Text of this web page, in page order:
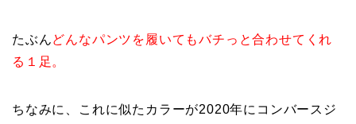
たぶんどんなパンツを履いてもバチっと合わせてくれ
る１足。
ちなみに、これに似たカラーが2020年にコンバースジ